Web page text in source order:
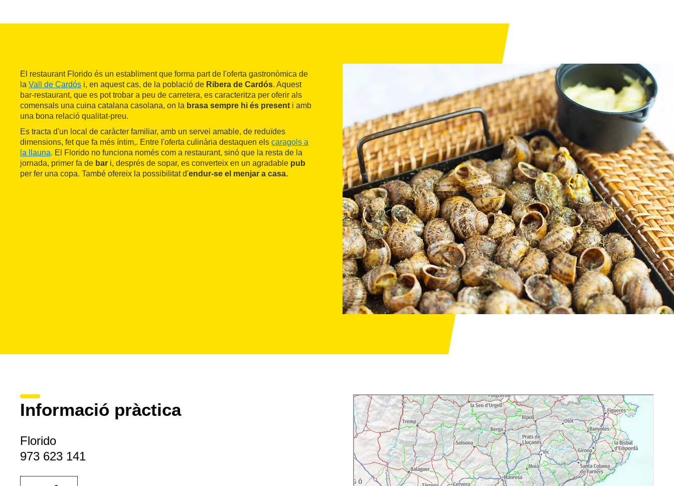
El restaurant Florido és un establiment que forma part de l'oferta gastronòmica de
la Vall de Cardós i, en aquest cas, de la població de Ribera de Cardós. Aquest
bar-restaurant, que es pot trobar a peu de carretera, es caracteritza per oferir als
comensals una cuina catalana casolana, on la brasa sempre hi és present i amb
una bona relació qualitat-preu.
Es tracta d'un local de caràcter familiar, amb un servei amable, de reduïdes
dimensions, fet que fa més íntim,. Entre l'oferta culinària destaquen els caragols a
la llauna. El Florido no funciona només com a restaurant, sinó que la resta de la
jornada, primer fa de bar i, després de sopar, es converteix en un agradable pub
per fer una copa. També ofereix la possibilitat d'endur-se el menjar a casa.
Informació pràctica
Florido
973 623 141